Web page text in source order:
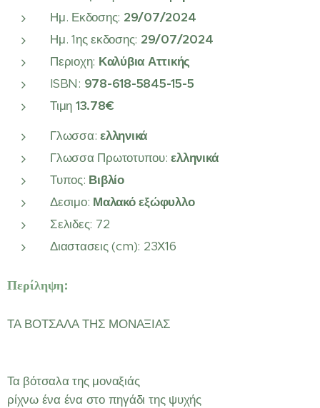
Ημ. Εκδοσης: 29/07/2024
Ημ. 1ης εκδοσης: 29/07/2024
Περιοχη: Καλύβια Αττικής
ISBN: 978-618-5845-15-5
Τιμη 13.78€
Γλωσσα:ελληνικά
Γλωσσα Πρωτοτυπου:ελληνικά
Τυπος: Βιβλίο
Δεσιμο: Μαλακό εξώφυλλο
Σελιδες: 72
Διαστασεις (cm): 23Χ16
Περίληψη:
ΤΑ ΒΟΤΣΑΛΑ ΤΗΣ ΜΟΝΑΞΙΑΣ
Τα βότσαλα της μοναξιάς
ρίχνω ένα ένα στο πηγάδι της ψυχής